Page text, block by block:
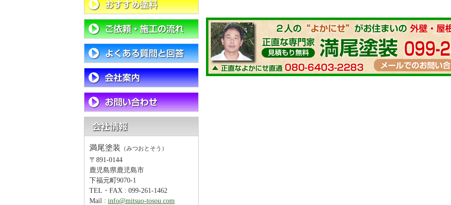
満尾塗装 （みつおとそう）
〒891-0144
鹿児島県鹿児島市
下福元町9070-1
TEL・FAX : 099-261-1462
Mail : info@mitsuo-tosou.com